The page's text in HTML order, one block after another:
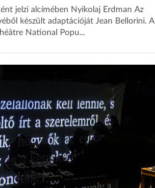
jelzi alcímében Nyikolaj Erdman Az
készült adaptációját Jean Bellorini. A
National Popu...